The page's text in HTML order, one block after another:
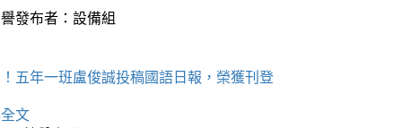
發布者：設備組
五年一班盧俊誠投稿國語日報，榮獲刊登
文